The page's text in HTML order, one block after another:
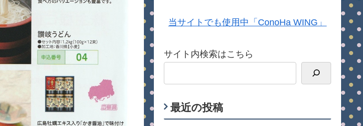
当サイトでも使用中「ConoHa WING」
サイト内検索はこちら
最近の投稿